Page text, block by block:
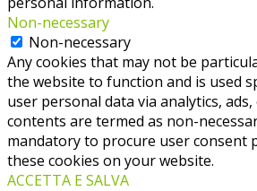
Non-necessary
Non-necessary
Any cookies that may not be
the website to function and is used
user personal data via analytics,
contents are termed as non-
mandatory to procure user consent
these cookies on your website.
ACCETTA E SALVA